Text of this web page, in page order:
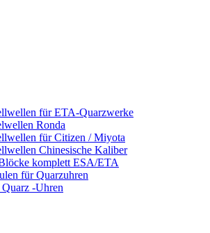
für ETA-Quarzwerke
Ronda
für Citizen / Miyota
Chinesische Kaliber
komplett ESA/ETA
für Quarzuhren
-Uhren